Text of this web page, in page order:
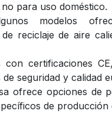
para uso doméstico.
modelos
reciclaje de aire
con certificaciones
seguridad y calidad
ofrece opciones de
de producción